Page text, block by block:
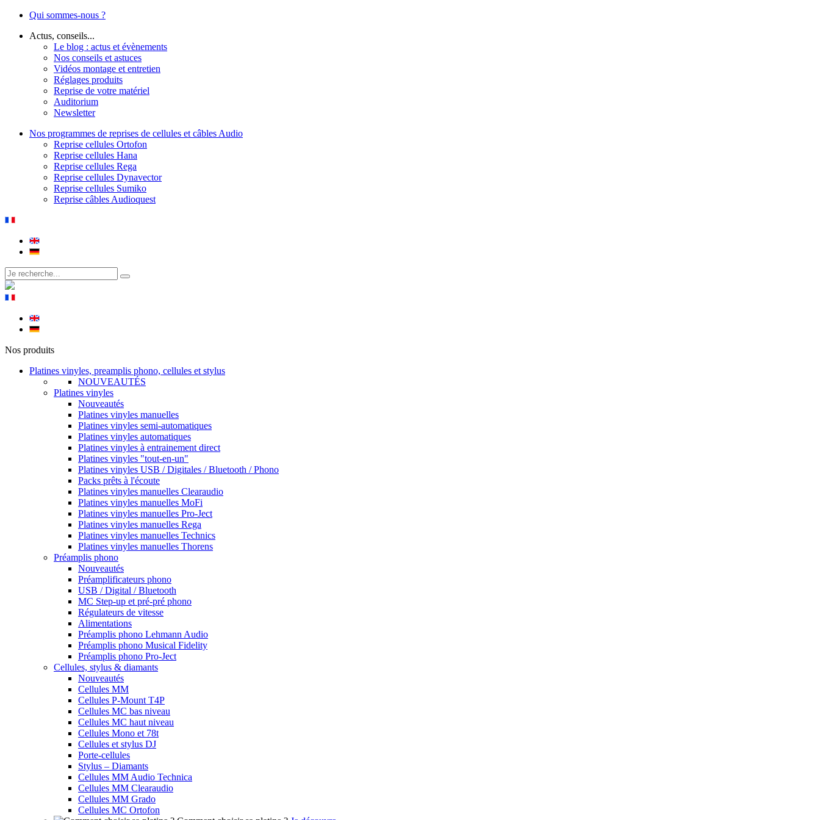
Qui sommes-nous ?
Actus, conseils...
Le blog : actus et évènements
Nos conseils et astuces
Vidéos montage et entretien
Réglages produits
Reprise de votre matériel
Auditorium
Newsletter
Nos programmes de reprises de cellules et câbles Audio
Reprise cellules Ortofon
Reprise cellules Hana
Reprise cellules Rega
Reprise cellules Dynavector
Reprise cellules Sumiko
Reprise câbles Audioquest
Nos produits
Platines vinyles, preamplis phono, cellules et stylus
NOUVEAUTÉS
Platines vinyles
Nouveautés
Platines vinyles manuelles
Platines vinyles semi-automatiques
Platines vinyles automatiques
Platines vinyles à entrainement direct
Platines vinyles "tout-en-un"
Platines vinyles USB / Digitales / Bluetooth / Phono
Packs prêts à l'écoute
Platines vinyles manuelles Clearaudio
Platines vinyles manuelles MoFi
Platines vinyles manuelles Pro-Ject
Platines vinyles manuelles Rega
Platines vinyles manuelles Technics
Platines vinyles manuelles Thorens
Préamplis phono
Nouveautés
Préamplificateurs phono
USB / Digital / Bluetooth
MC Step-up et pré-pré phono
Régulateurs de vitesse
Alimentations
Préamplis phono Lehmann Audio
Préamplis phono Musical Fidelity
Préamplis phono Pro-Ject
Cellules, stylus & diamants
Nouveautés
Cellules MM
Cellules P-Mount T4P
Cellules MC bas niveau
Cellules MC haut niveau
Cellules Mono et 78t
Cellules et stylus DJ
Porte-cellules
Stylus – Diamants
Cellules MM Audio Technica
Cellules MM Clearaudio
Cellules MM Grado
Cellules MC Ortofon